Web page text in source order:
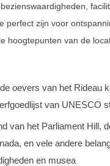
perfect zijn voor
hoogtepunten van de
oevers van het Rideau
van UNESCO
van het Parliament Hill,
en vele andere
en musea